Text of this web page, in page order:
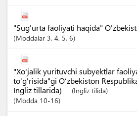
"Sug'urta faoliyati haqida"
Moddalar 3, 4, 5, 6
"Xo'jalik yurituvchi subyektlar
to'g'risida"gi O‘zbekiston
Ingliz tillarida)
(Ingliz tilida)
Modda 10-16